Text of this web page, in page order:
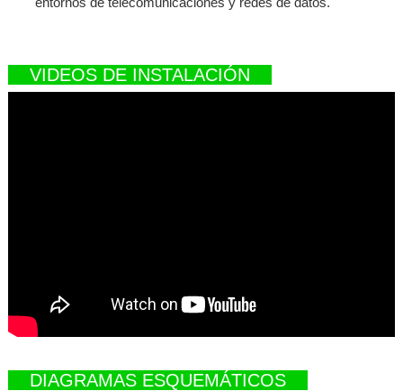
VIDEOS DE INSTALACIÓN
DIAGRAMAS ESQUEMÁTICOS